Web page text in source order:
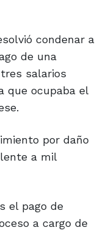
condenar a
de una
salarios
que ocupaba el
por daño
a mil
el pago de
a cargo de